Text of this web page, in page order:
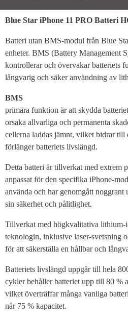
Blue Star iPhone 11 PRO Batteri
Batteri utan BMS-modul från Blue
enheter. BMS (Battery Management
kontrollerar och övervakar batteriets
långvarig och säker användning av
BMS
primära funktion är att skydda
orsaka allvarliga och permanenta
cellerna laddas jämnt, vilket bidrar till
förlänger batteriets livslängd.
Detta batteri är tillverkat med extrem
anpassat för den specifika iPhone-
använda och har genomgått noggrant
sin säkerhet och pålitlighet.
Tillverkat med högkvalitativa lithium-
teknologin, inklusive laser-svetsning
för att säkerställa en hållbar och
Batteriets livslängd uppgår till hela
cykler behåller batteriet upp till 80 %
vilket överträffar många vanliga
når 75 % kapacitet.